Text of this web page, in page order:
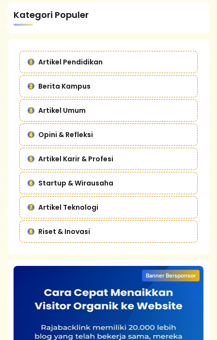
Kategori Populer
Artikel Pendidikan
Berita Kampus
Artikel Umum
Opini & Refleksi
Artikel Karir & Profesi
Startup & Wirausaha
Artikel Teknologi
Riset & Inovasi
Banner Bersponsor